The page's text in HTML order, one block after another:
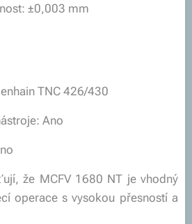
±0,003 mm
TNC 426/430
Ano
že MCFV 1680 NT je vhodný
operace s vysokou přesností a